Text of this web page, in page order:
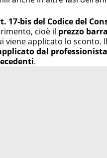
17-bis del Codice del
cioè il prezzo
viene applicato lo sconto.
dal
.